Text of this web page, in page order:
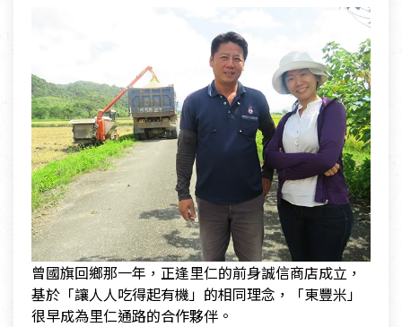
曾國旗回鄉那一年，正逢里仁的前身誠信商店成立，
基於「讓人人吃得起有機」的相同理念，「東豐米」
很早成為里仁通路的合作夥伴。